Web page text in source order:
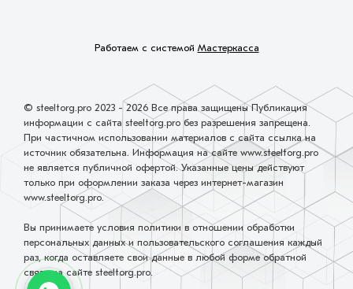
Работаем с системой Мастеркасса
© steeltorg.pro 2023 - 2026 Все права защищены Публикация
информации с сайта steeltorg.pro без разрешения запрещена.
При частичном использовании материалов с сайта ссылка на
источник обязательна. Информация на сайте www.steeltorg.pro
не является публичной офертой. Указанные цены действуют
только при оформлении заказа через интернет-магазин
www.steeltorg.pro.
Вы принимаете условия политики в отношении обработки
персональных данных и пользовательского соглашения каждый
раз, когда оставляете свои данные в любой форме обратной
связи на сайте steeltorg.pro.